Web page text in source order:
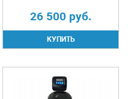
26 500 руб.